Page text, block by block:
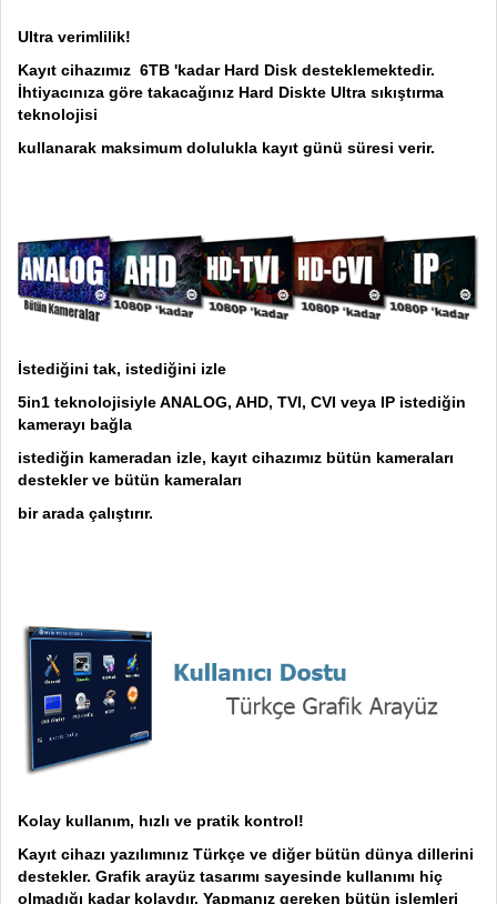
Ultra verimlilik!
Kayıt cihazımız 6TB 'kadar Hard Disk desteklemektedir.
İhtiyacınıza göre takacağınız Hard Diskte Ultra sıkıştırma
teknolojisi
kullanarak maksimum dolulukla kayıt günü süresi verir.
İstediğini tak, istediğini izle
5in1 teknolojisiyle ANALOG, AHD, TVI, CVI veya IP istediğin
kamerayı bağla
istediğin kameradan izle, kayıt cihazımız bütün kameraları
destekler ve bütün kameraları
bir arada çalıştırır.
Kolay kullanım, hızlı ve pratik kontrol!
Kayıt cihazı yazılımınız Türkçe ve diğer bütün dünya dillerini
destekler. Grafik arayüz tasarımı sayesinde kullanımı hiç
olmadığı kadar kolaydır. Yapmanız gereken bütün işlemleri